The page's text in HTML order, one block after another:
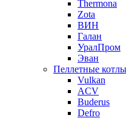
Thermona
Zota
ВИН
Галан
УралПром
Эван
Пеллетные котлы
Vulkan
ACV
Buderus
Defro